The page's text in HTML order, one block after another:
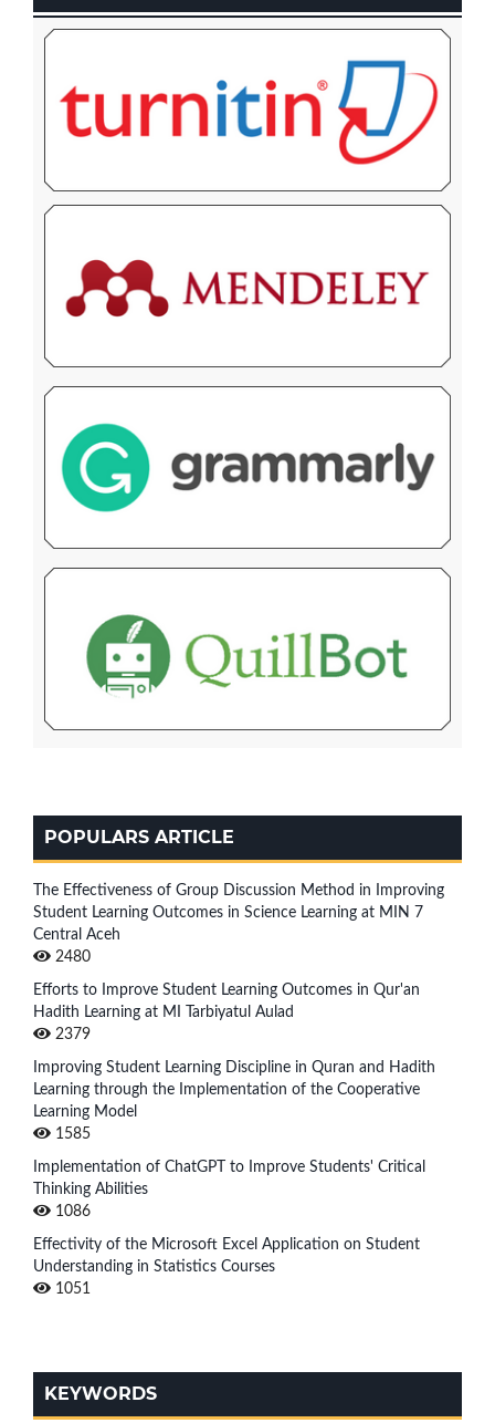
POPULARS ARTICLE
The Effectiveness of Group Discussion Method in Improving
Student Learning Outcomes in Science Learning at MIN 7
Central Aceh
2480
Efforts to Improve Student Learning Outcomes in Qur'an
Hadith Learning at MI Tarbiyatul Aulad
2379
Improving Student Learning Discipline in Quran and Hadith
Learning through the Implementation of the Cooperative
Learning Model
1585
Implementation of ChatGPT to Improve Students' Critical
Thinking Abilities
1086
Effectivity of the Microsoft Excel Application on Student
Understanding in Statistics Courses
1051
KEYWORDS